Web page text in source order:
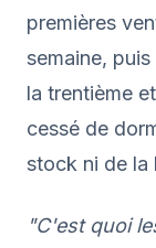
premières
semaine,
la trentième
cessé de
stock ni de la
"C'est quoi